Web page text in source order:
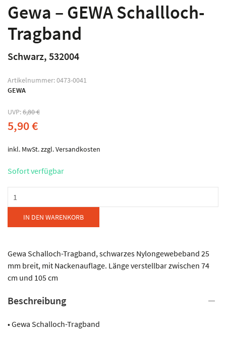
Gewa – GEWA Schallloch-
Tragband
Schwarz, 532004
Artikelnummer:0473-0041
GEWA
UVP:6,80€
5,90€
inkl. MwSt.zzgl.Versandkosten
Sofort verfügbar
-
GEWA
Schallloch-
Menge
IN DEN WARENKORB
Gewa Schalloch-Tragband, schwarzes Nylongewebeband 25
mm breit, mit Nackenauflage. Länge verstellbar zwischen 74
cm und 105 cm
Beschreibung
• Gewa Schalloch-Tragband